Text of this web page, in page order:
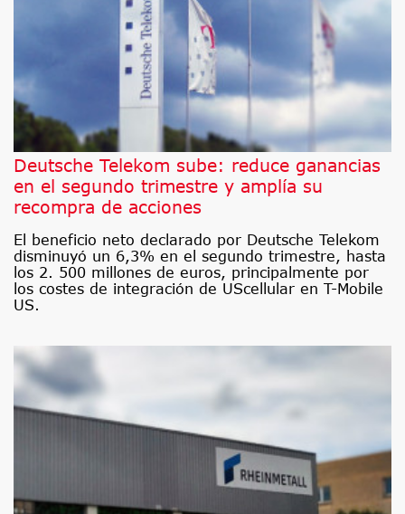
Deutsche Telekom sube: reduce ganancias
en el segundo trimestre y amplía su
recompra de acciones
El beneficio neto declarado por Deutsche Telekom
disminuyó un 6,3% en el segundo trimestre, hasta
los 2. 500 millones de euros, principalmente por
los costes de integración de UScellular en T-Mobile
US.